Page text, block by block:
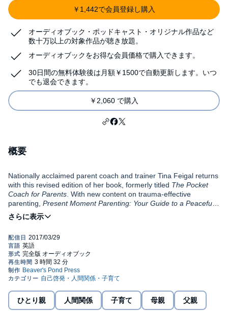
￥1,442で会員登録し購入
オーディオブック・ポッドキャスト・オリジナル作品など
数十万以上の対象作品が聴き放題。
オーディオブックをお得な会員価格で購入できます。
30日間の無料体験後は月額￥1500で自動更新します。いつ
でも退会できます。
￥2,060 で購入
概要
Nationally acclaimed parent coach and trainer Tina Feigal returns
with this revised edition of her book, formerly titled The Pocket
Coach for Parents . With new content on trauma-effective
parenting, Present Moment Parenting: Your Guide to a Peaceful
Life with Your Intense Child
Understand the connection between the child's heart and
brain
Recognize how the brain responds to stress and trauma
Learn effective parenting strategies to decrease intensity
and create peace at home
ひとり親 人間関係 子育て 母親 父親